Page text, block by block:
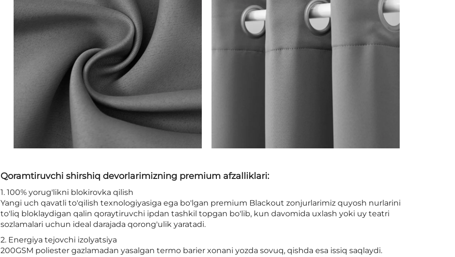
Qoramtiruvchi shirshiq devorlarimizning premium afzalliklari:
1. 100% yorug'likni blokirovka qilish
Yangi uch qavatli to'qilish texnologiyasiga ega bo'lgan premium Blackout zonjurlarimiz quyosh nurlarini
to'liq bloklaydigan qalin qoraytiruvchi ipdan tashkil topgan bo'lib, kun davomida uxlash yoki uy teatri
sozlamalari uchun ideal darajada qorong'ulik yaratadi.
2. Energiya tejovchi izolyatsiya
200GSM poliester gazlamadan yasalgan termo barier xonani yozda sovuq, qishda esa issiq saqlaydi.